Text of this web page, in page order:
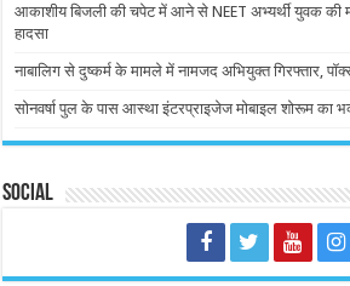
आकाशीय बिजली की चपेट में आने से NEET अभ्यर्थी युवक
हादसा
नाबालिग से दुष्कर्म के मामले में नामजद अभियुक्त गिरफ्तार,
सोनवर्षा पुल के पास आस्था इंटरप्राइजेज मोबाइल शोरूम का
Social